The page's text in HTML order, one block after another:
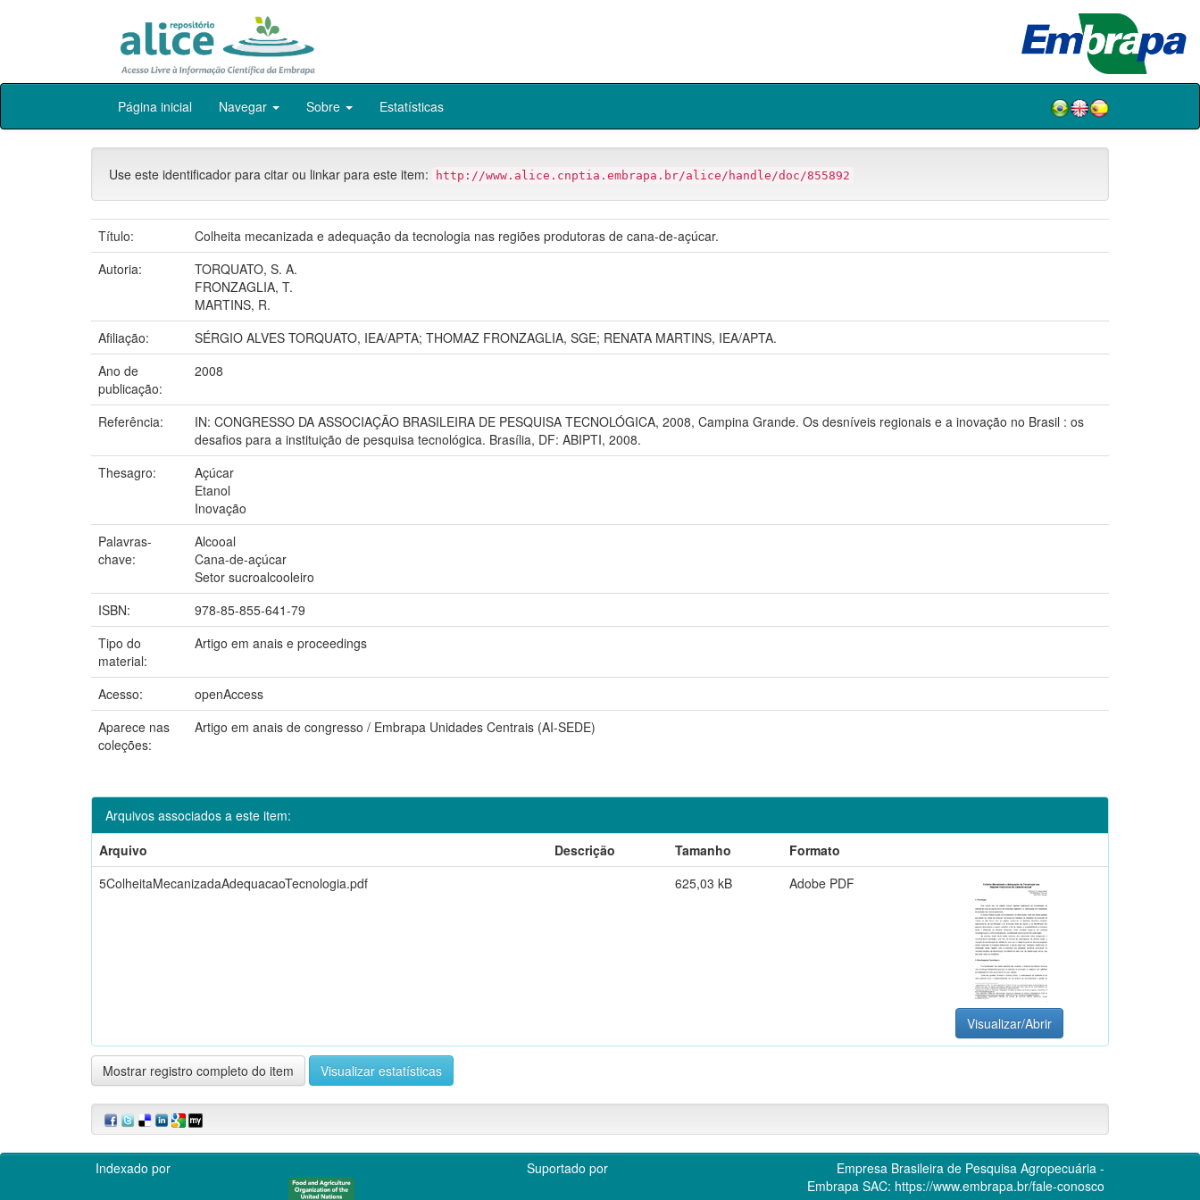
Skip
Página inicial Navegar Sobre Estatísticas
Use este identificador para citar ou linkar para este item: http://www.alice.cnptia.embrapa.br/alice/handle/doc/855892
Título:
Colheita mecanizada e adequação da tecnologia nas regiões produtoras de cana-de-açúcar.
Autoria:
TORQUATO, S. A.
FRONZAGLIA, T.
MARTINS, R.
Afiliação:
SÉRGIO ALVES TORQUATO, IEA/APTA; THOMAZ FRONZAGLIA, SGE; RENATA MARTINS, IEA/APTA.
Ano de
publicação:
2008
Referência:
IN: CONGRESSO DA ASSOCIAÇÃO BRASILEIRA DE PESQUISA TECNOLÓGICA, 2008, Campina Grande. Os desníveis regionais e a inovação no Brasil : os
desafios para a instituição de pesquisa tecnológica. Brasília, DF: ABIPTI, 2008.
Thesagro:
Açúcar
Etanol
Inovação
Palavras-
chave:
Alcooal
Cana-de-açúcar
Setor sucroalcooleiro
ISBN:
978-85-855-641-79
Tipo do
material:
Artigo em anais e proceedings
Acesso:
openAccess
Aparece nas
coleções:
Artigo em anais de congresso / Embrapa Unidades Centrais (AI-SEDE)
Arquivos associados a este item:
Arquivo
Descrição Tamanho
Formato
5ColheitaMecanizadaAdequacaoTecnologia.pdf
625,03 kB Adobe PDF
Visualizar/Abrir
Mostrar registro completo do item Visualizar estatísticas
Indexado por Suportado por
Empresa Brasileira de Pesquisa Agropecuária -
Embrapa SAC: https://www.embrapa.br/fale-conosco